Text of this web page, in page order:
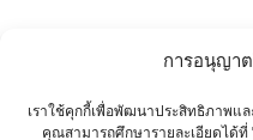
การอนุญา
เราใช้คุกกี้เพื่อพัฒนาประสิทธิภาพแ
คุณสามารถศึกษารายละเอียดได้ที่